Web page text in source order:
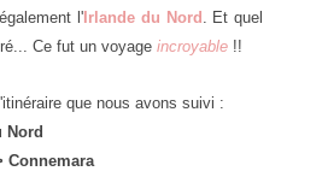
l' Irlande du Nord . Et quel
Ce fut un voyage incroyable !!
que nous avons suivi :
Nord
Connemara